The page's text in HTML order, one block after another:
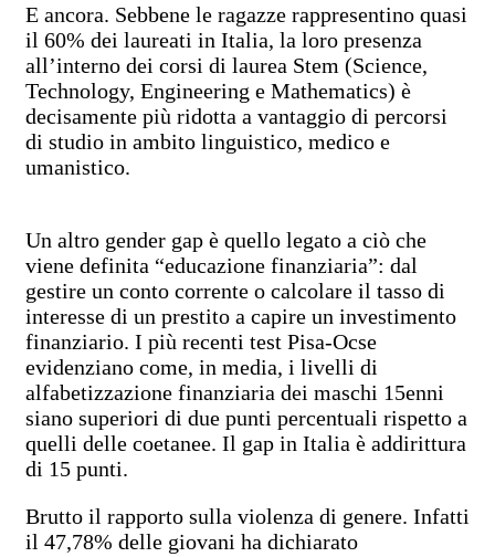
E ancora. Sebbene le ragazze rappresentino quasi
il 60% dei laureati in Italia, la loro presenza
all’interno dei corsi di laurea Stem (Science,
Technology, Engineering e Mathematics) è
decisamente più ridotta a vantaggio di percorsi
di studio in ambito linguistico, medico e
umanistico.
Un altro gender gap è quello legato a ciò che
viene definita “educazione finanziaria”: dal
gestire un conto corrente o calcolare il tasso di
interesse di un prestito a capire un investimento
finanziario. I più recenti test Pisa-Ocse
evidenziano come, in media, i livelli di
alfabetizzazione finanziaria dei maschi 15enni
siano superiori di due punti percentuali rispetto a
quelli delle coetanee. Il gap in Italia è addirittura
di 15 punti.
Brutto il rapporto sulla violenza di genere. Infatti
il 47,78% delle giovani ha dichiarato